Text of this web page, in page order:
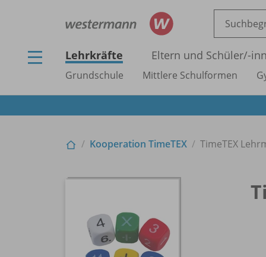
Lehrkräfte Eltern und Schüler/-
Grundschule Mittlere Schulformen
Kooperation TimeTEX TimeTEX